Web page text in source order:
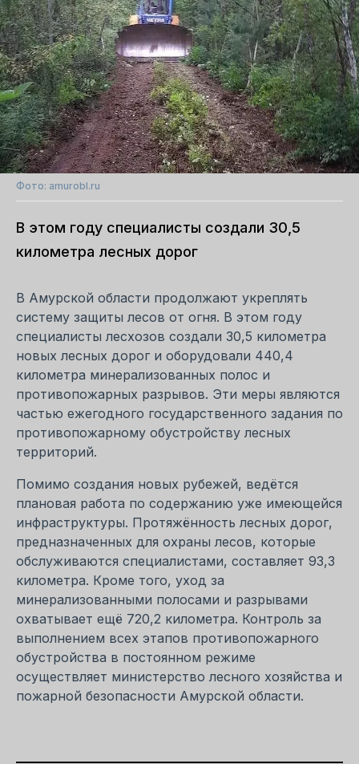
Фото: amurobl.ru
В этом году специалисты создали 30,5
километра лесных дорог
В Амурской области продолжают укреплять
систему защиты лесов от огня. В этом году
специалисты лесхозов создали 30,5 километра
новых лесных дорог и оборудовали 440,4
километра минерализованных полос и
противопожарных разрывов. Эти меры являются
частью ежегодного государственного задания по
противопожарному обустройству лесных
территорий.
Помимо создания новых рубежей, ведётся
плановая работа по содержанию уже имеющейся
инфраструктуры. Протяжённость лесных дорог,
предназначенных для охраны лесов, которые
обслуживаются специалистами, составляет 93,3
километра. Кроме того, уход за
минерализованными полосами и разрывами
охватывает ещё 720,2 километра. Контроль за
выполнением всех этапов противопожарного
обустройства в постоянном режиме
осуществляет министерство лесного хозяйства и
пожарной безопасности Амурской области.